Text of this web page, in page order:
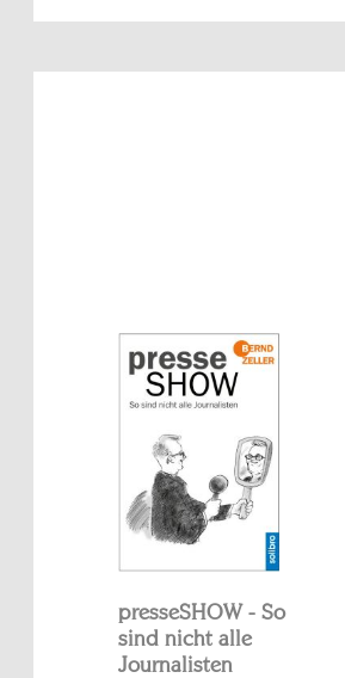
presseSHOW - So
sind nicht alle
Journalisten